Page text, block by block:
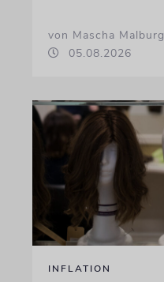
von Mascha Malburg
05.08.2026
INFLATION